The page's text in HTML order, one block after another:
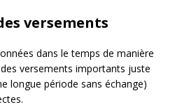
versements
dans le temps de manière
versements importants juste
longue période sans échange)